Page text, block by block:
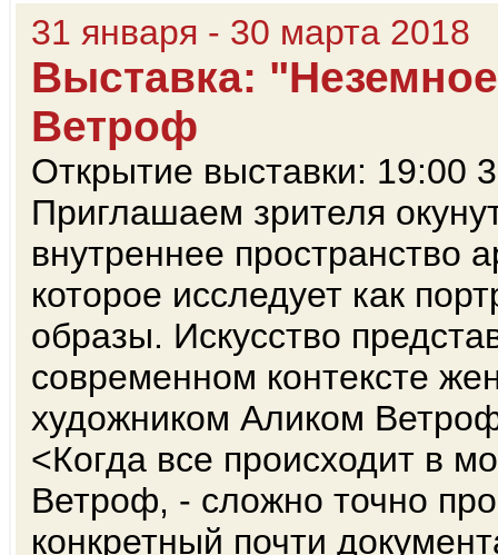
31 января - 30 марта 2018
Выставка:
Ветроф
Открытие выставки: 19:00
Приглашаем зрителя
внутреннее пространство
которое исследует как
образы. Искусство
современном контексте
художником Аликом
<Когда все происходит в
Ветроф, - сложно точно
конкретный почти